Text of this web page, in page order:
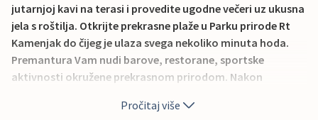
jutarnjoj kavi na terasi i provedite ugodne večeri uz ukusna
jela s roštilja. Otkrijte prekrasne plaže u Parku prirode Rt
Kamenjak do čijeg je ulaza svega nekoliko minuta hoda.
Premantura Vam nudi barove, restorane, sportske
aktivnosti okružene prekrasnom prirodom. Nakon
šetnju centrom grada ili posjetiti obližnja mjesta, poput
Pročitaj više